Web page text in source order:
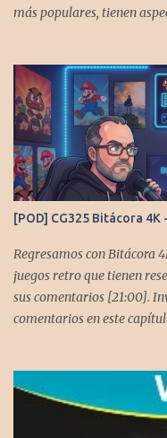
más populares, tienen
nos agregan a sus
comentarios en las
https://x.com/
https://
https://
plataforma nos puedes
https://anchor.fm/s/
[POD] CG325 Bitácora 4K
Regresamos con Bitácora
juegos retro que tienen
sus comentarios [21:00].
comentarios en este
@GoombaVictor y
ustedes. Muchas gracias
plataformas de podcast y